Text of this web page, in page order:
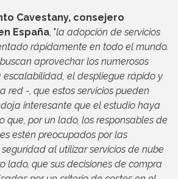
Cavestany, consejero
España, "la adopción de servicios
rápidamente en todo el mundo.
aprovechar los numerosos
escalabilidad, el despliegue rápido y
red -, que estos servicios pueden
interesante que el estudio haya
que, por un lado, los responsables de
estén preocupados por las
al utilizar servicios de nube
lado, que sus decisiones de compra